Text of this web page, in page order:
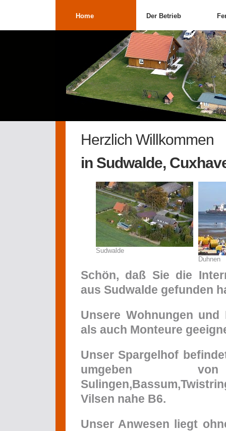
Home Der Betrieb
Herzlich Willkommen
in Sudwalde,
Sudwalde
Duhnen
Schön, daß Sie die
aus Sudwalde gefunden
Unsere Wohnungen
als auch Monteure
Unser Spargelhof
umgeben
Vilsen nahe B6.
Unser Anwesen liegt